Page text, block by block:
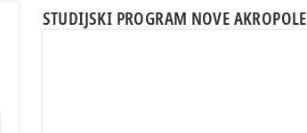
STUDIJSKI PROGRAM NOVE AKROPOLE